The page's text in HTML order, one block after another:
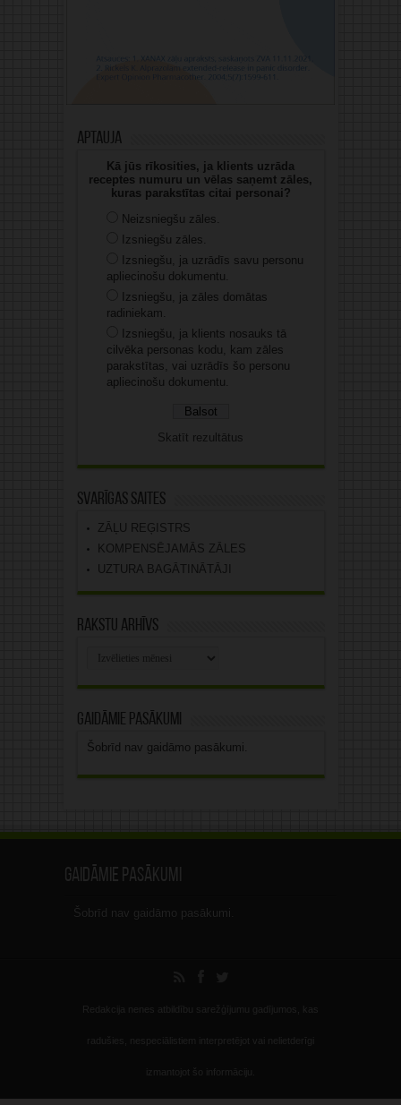
Aptauja
Kā jūs rīkosities, ja klients uzrāda
receptes numuru un vēlas saņemt zāles,
kuras parakstītas citai personai?
Neizsniegšu zāles.
Izsniegšu zāles.
Izsniegšu, ja uzrādīs savu personu
apliecinošu dokumentu.
Izsniegšu, ja zāles domātas
radiniekam.
Izsniegšu, ja klients nosauks tā
cilvēka personas kodu, kam zāles
parakstītas, vai uzrādīs šo personu
apliecinošu dokumentu.
Skatīt rezultātus
Svarīgas saites
ZĀĻU REĢISTRS
KOMPENSĒJAMĀS ZĀLES
UZTURA BAGĀTINĀTĀJI
Rakstu arhīvs
Gaidāmie pasākumi
Šobrīd nav gaidāmo pasākumi.
Gaidāmie pasākumi
Šobrīd nav gaidāmo pasākumi.
Redakcija nenes atbildību sarežģījumu gadījumos, kas